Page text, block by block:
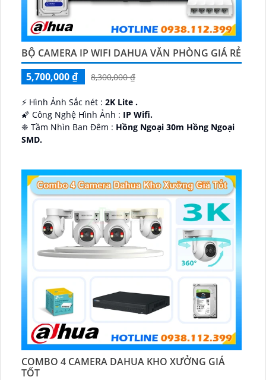
BỘ CAMERA IP WIFI DAHUA VĂN PHÒNG GIÁ RẺ
5,700,000 ₫
8,300,000 ₫
️⚡ Hình Ảnh Sắc nét : 2K Lite .
🌠 Công Nghệ Hình Ảnh : IP Wifi.
❈ Tầm Nhìn Ban Đêm : Hồng Ngoại 30m Hồng Ngoại
SMD.
COMBO 4 CAMERA DAHUA KHO XƯỞNG GIÁ
TỐT